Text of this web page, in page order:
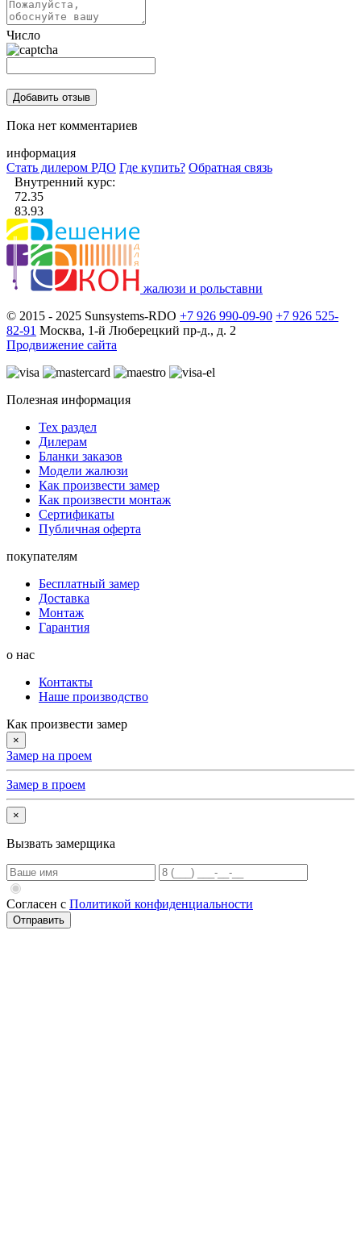
Число
Пока нет комментариев
информация
Стать дилером РДО Где купить? Обратная связь
Внутренний курс:
72.35
83.93
жалюзи и рольставни
© 2015 - 2025 Sunsystems-RDO +7 926 990-09-90 +7 926 525-
82-91 Москва, 1-й Люберецкий пр-д., д. 2
Продвижение сайта
Полезная информация
Тех раздел
Дилерам
Бланки заказов
Модели жалюзи
Как произвести замер
Как произвести монтаж
Сертификаты
Публичная оферта
покупателям
Бесплатный замер
Доставка
Монтаж
Гарантия
о нас
Контакты
Наше производство
Как произвести замер
×
Замер на проем
Замер в проем
×
Вызвать замерщика
Согласен с Политикой конфиденциальности